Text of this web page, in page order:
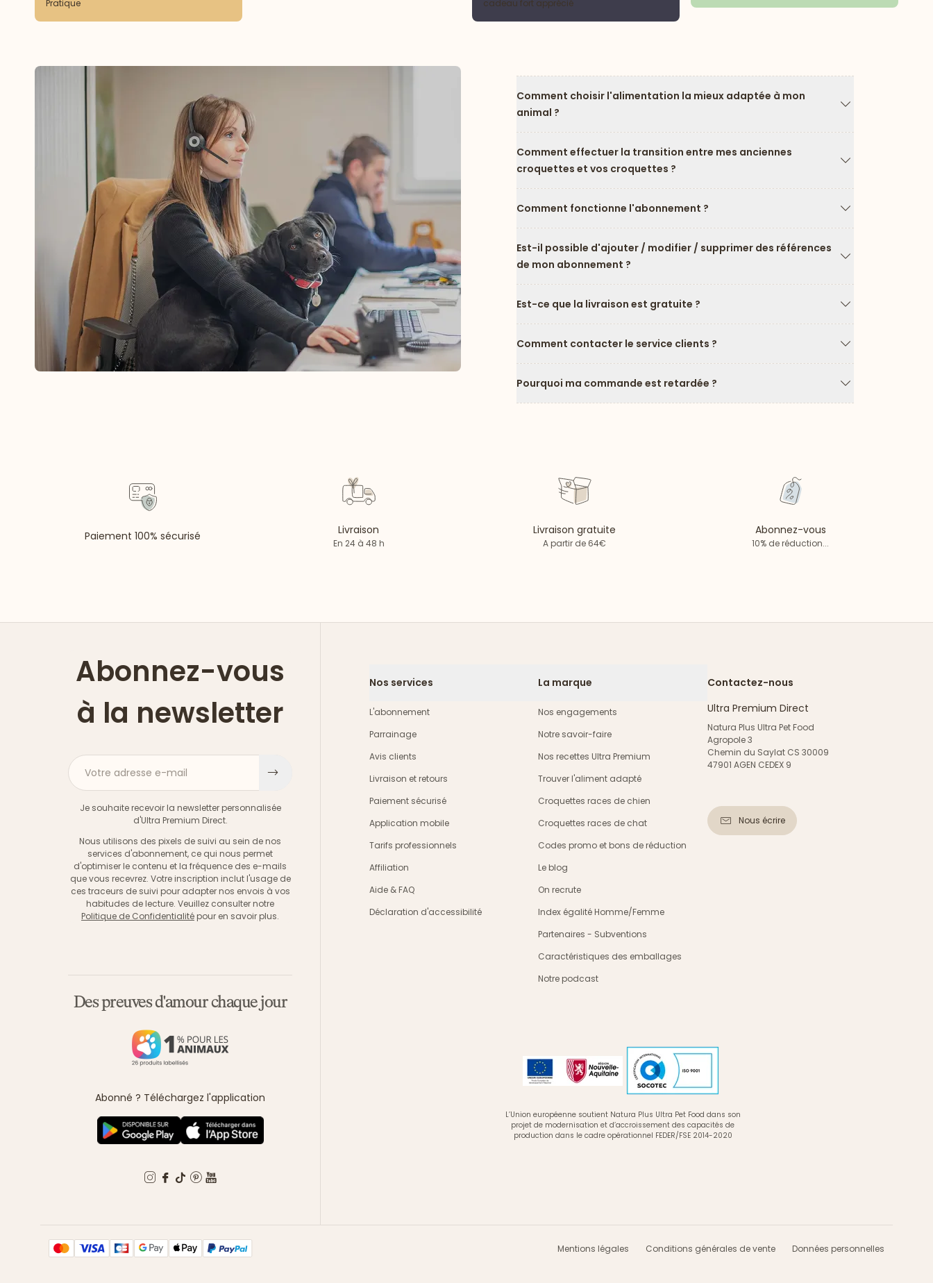
Pratique cadeau fort apprécié
Comment choisir l'alimentation la mieux adaptée à mon
animal ?
Comment effectuer la transition entre mes anciennes
croquettes et vos croquettes ?
Comment fonctionne l'abonnement ?
Flèche vers le
Est-il possible d'ajouter / modifier / supprimer des références
de mon abonnement ?
Est-ce que la livraison est gratuite ?
Flèche vers le
Comment contacter le service clients ?
Flèche vers le
Pourquoi ma commande est retardée ?
Flèche vers le
Paiement 100% sécurisé Livraison
En 24 à 48 h
Livraison gratuite
A partir de 64€
Abonnez-vous
10% de réduction...
Abonnez-vous
à la newsletter
Votre adresse e-mail
Je souhaite recevoir la newsletter personnalisée
d'Ultra Premium Direct.
Nous utilisons des pixels de suivi au sein de nos
services d'abonnement, ce qui nous permet
d'optimiser le contenu et la fréquence des e-mails
que vous recevrez. Votre inscription inclut l'usage de
ces traceurs de suivi pour adapter nos envois à vos
habitudes de lecture. Veuillez consulter notre
Politique de Confidentialité pour en savoir plus.
Des preuves d'amour chaque jour
Abonné ? Téléchargez l'application
Nos services
L'abonnement
Parrainage
Avis clients
Livraison et retours
Paiement sécurisé
Application mobile
Tarifs professionnels
Affiliation
Aide & FAQ
Déclaration d'accessibilité
La marque
Nos engagements
Notre savoir-faire
Nos recettes Ultra Premium
Trouver l'aliment adapté
Croquettes races de chien
Croquettes races de chat
Codes promo et bons de réduction
Le blog
On recrute
Index égalité Homme/Femme
Partenaires - Subventions
Caractéristiques des emballages
Notre podcast
Contactez-nous
Ultra Premium Direct
Natura Plus Ultra Pet Food
Agropole 3
Chemin du Saylat CS 30009
47901 AGEN CEDEX 9
Nous écrire
L’Union européenne soutient Natura Plus Ultra Pet Food dans son
projet de modernisation et d’accroissement des capacités de
production dans le cadre opérationnel FEDER/FSE 2014-2020
Mentions légales Conditions générales de vente Données personnelles